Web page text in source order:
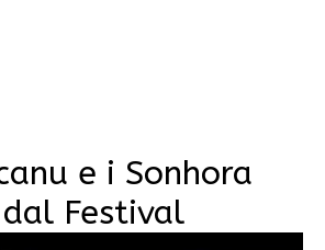
e i Sonhora
Festival